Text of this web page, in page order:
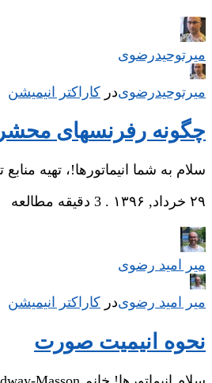
میر‌توحیدرضوی
میر‌توحیدرضویدر کاراکتر انیمیشن
چگونه رفرنس‎های محشری برای انیمیت تهیه کنیم
سلام به شما انیماتورها!، تهیه
۲۹ خرداد, ۱۳۹۶
. 3 دقیقه مطالعه
میر امید رضوی
میر امید رضویدر کاراکتر انیمیشن
نحوه انیمیت صورت